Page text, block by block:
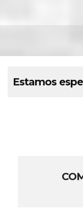
Estamos